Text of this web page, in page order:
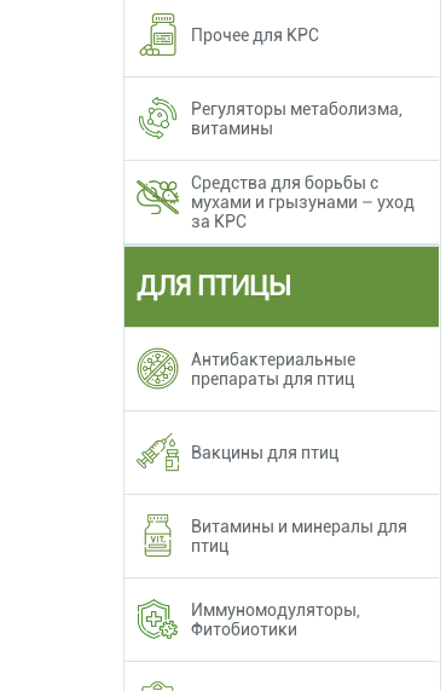
Прочее для КРС
Регуляторы метаболизма,
витамины
Средства для борьбы с
мухами и грызунами – уход
за КРС
ДЛЯ ПТИЦЫ
Антибактериальные
препараты для птиц
Вакцины для птиц
Витамины и минералы для
птиц
Иммуномодуляторы,
Фитобиотики